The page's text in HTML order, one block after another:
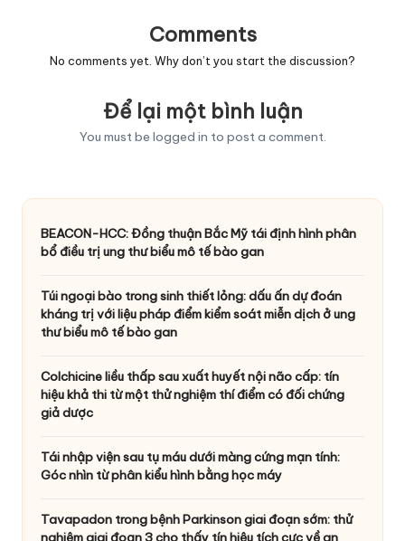
Comments
No comments yet. Why don’t you start the discussion?
Để lại một bình luận
You must be logged in to post a comment.
BEACON-HCC: Đồng thuận Bắc Mỹ tái định hình phân
bổ điều trị ung thư biểu mô tế bào gan
Túi ngoại bào trong sinh thiết lỏng: dấu ấn dự đoán
kháng trị với liệu pháp điểm kiểm soát miễn dịch ở ung
thư biểu mô tế bào gan
Colchicine liều thấp sau xuất huyết nội não cấp: tín
hiệu khả thi từ một thử nghiệm thí điểm có đối chứng
giả dược
Tái nhập viện sau tụ máu dưới màng cứng mạn tính:
Góc nhìn từ phân kiểu hình bằng học máy
Tavapadon trong bệnh Parkinson giai đoạn sớm: thử
nghiệm giai đoạn 3 cho thấy tín hiệu tích cực về an